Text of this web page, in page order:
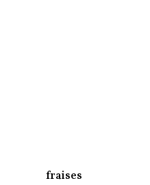
fraises